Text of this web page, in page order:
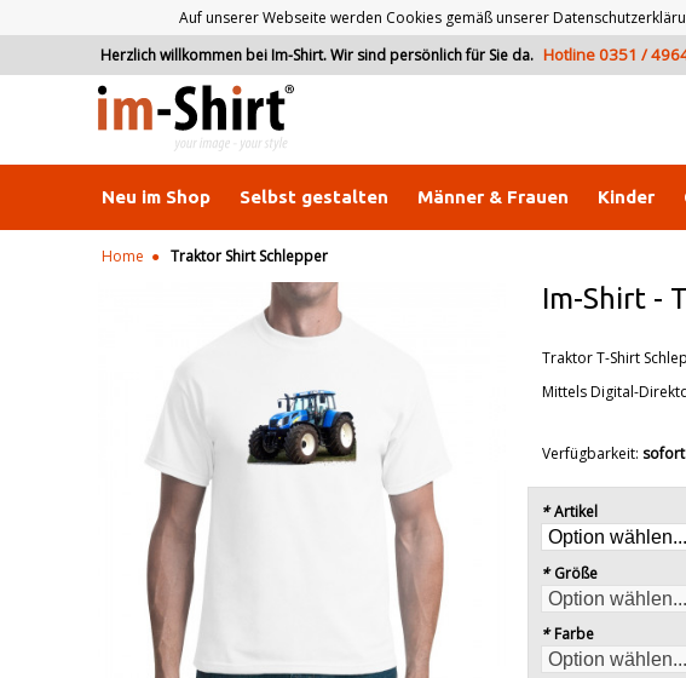
Auf unserer Webseite werden Cookies gemäß unserer
Herzlich willkommen bei Im-Shirt. Wir sind persönlich für Sie da. Hotline 0351 /
Neu im Shop Selbst gestalten Männer & Frauen Kinder
Home Traktor Shirt Schlepper
Im-Shirt -
Traktor T-Shirt
Mittels Digital-
Verfügbarkeit:
* Artikel
* Größe
* Farbe